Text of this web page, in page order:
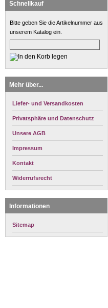
Schnellkauf
Bitte geben Sie die Artikelnummer aus
unserem Katalog ein.
Mehr über...
Liefer- und Versandkosten
Privatsphäre und Datenschutz
Unsere AGB
Impressum
Kontakt
Widerrufsrecht
Informationen
Sitemap